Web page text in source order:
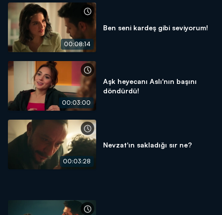
00:08:14
Ben seni kardeş gibi seviyorum!
00:03:00
Aşk heyecanı Aslı'nın başını
döndürdü!
00:03:28
Nevzat'ın sakladığı sır ne?